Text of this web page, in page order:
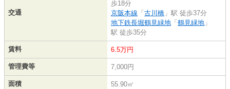
交通
歩18分
京阪本線 「 古川橋 」駅 徒歩37分
地下鉄長堀鶴見緑地 「 鶴見緑地 」
駅 徒歩35分
賃料 6.5万円
管理費等 7,000円
面積 55.90㎡